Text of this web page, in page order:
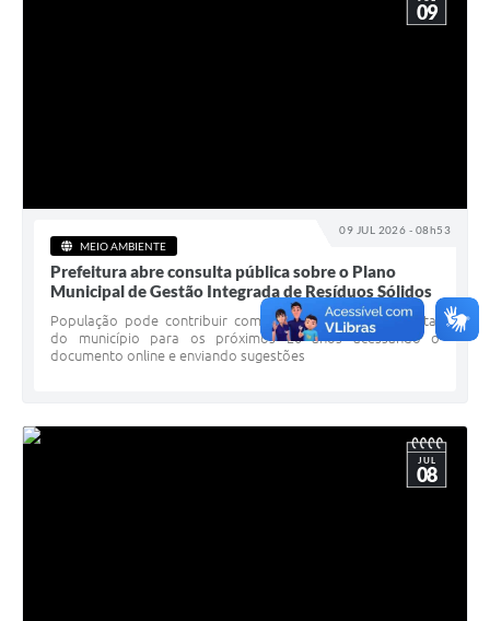
09 JUL 2026 - 08h53
09
MEIO AMBIENTE
Prefeitura abre consulta pública sobre o Plano
Municipal de Gestão Integrada de Resíduos Sólidos
População pode contribuir com o planejamento ambiental
do município para os próximos 20 anos acessando o
documento online e enviando sugestões
JUL
08